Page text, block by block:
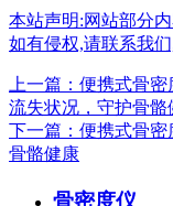
本站声明:网站部分
如有侵权,请联系我
上一篇：便携式骨
流失状况，守护骨骼
下一篇：便携式骨密
骨骼健康
骨密度仪